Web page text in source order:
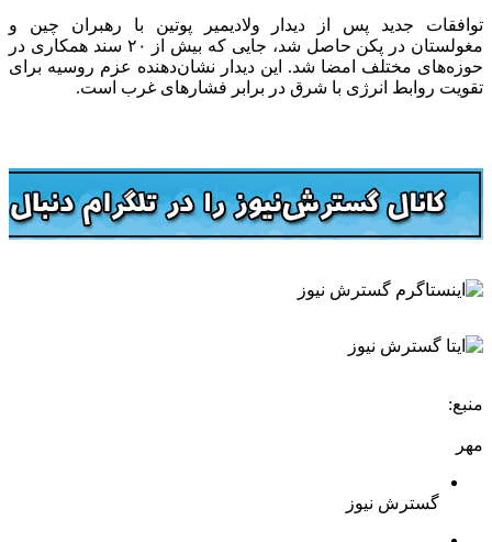
توافقات جدید پس از دیدار ولادیمیر پوتین با رهبران چین و
مغولستان در پکن حاصل شد، جایی که بیش از ۲۰ سند همکاری در
حوزه‌های مختلف امضا شد. این دیدار نشان‌دهنده عزم روسیه برای
تقویت روابط انرژی با شرق در برابر فشارهای غرب است.
منبع:
مهر
گسترش نیوز